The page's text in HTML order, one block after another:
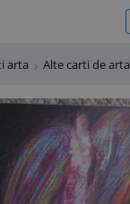
arta Alte carti de arta